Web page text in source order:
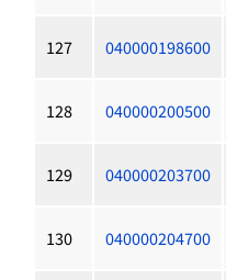
127 040000198600
128 040000200500
129 040000203700
130 040000204700